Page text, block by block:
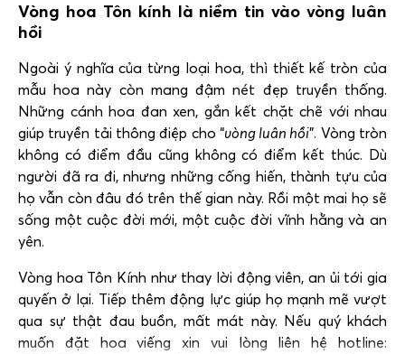
Vòng hoa Tôn kính là niềm tin vào vòng luân
hồi
Ngoài ý nghĩa của từng loại hoa, thì thiết kế tròn của
mẫu hoa này còn mang đậm nét đẹp truyền thống.
Những cánh hoa đan xen, gắn kết chặt chẽ với nhau
giúp truyền tải thông điệp cho “vòng luân hồi”. Vòng tròn
không có điểm đầu cũng không có điểm kết thúc. Dù
người đã ra đi, nhưng những cống hiến, thành tựu của
họ vẫn còn đâu đó trên thế gian này. Rồi một mai họ sẽ
sống một cuộc đời mới, một cuộc đời vĩnh hằng và an
yên.
Vòng hoa Tôn Kính như thay lời động viên, an ủi tới gia
quyến ở lại. Tiếp thêm động lực giúp họ mạnh mẽ vượt
qua sự thật đau buồn, mất mát này. Nếu quý khách
muốn đặt hoa viếng xin vui lòng liên hệ hotline: